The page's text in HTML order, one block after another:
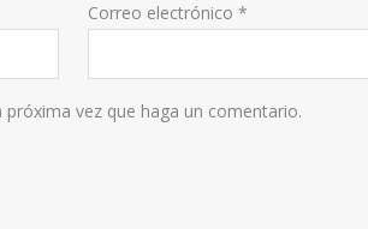
Correo electrónico *
vez que haga un comentario.